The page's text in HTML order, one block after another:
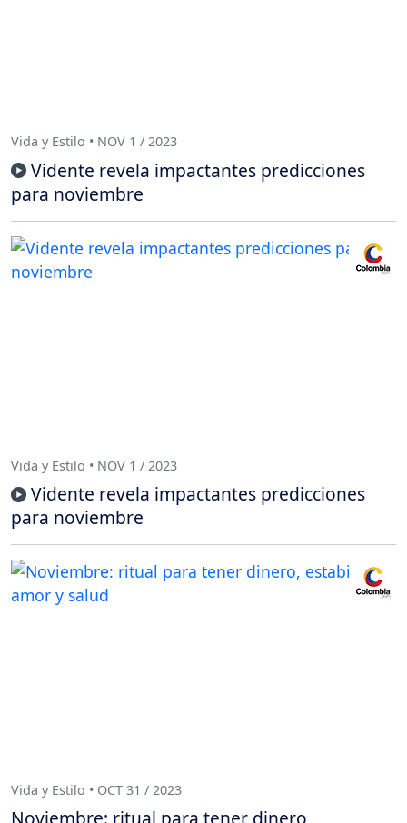
Vida y Estilo • NOV 1 / 2023
Vidente revela impactantes predicciones
para noviembre
Vida y Estilo • NOV 1 / 2023
Vidente revela impactantes predicciones
para noviembre
Vida y Estilo • OCT 31 / 2023